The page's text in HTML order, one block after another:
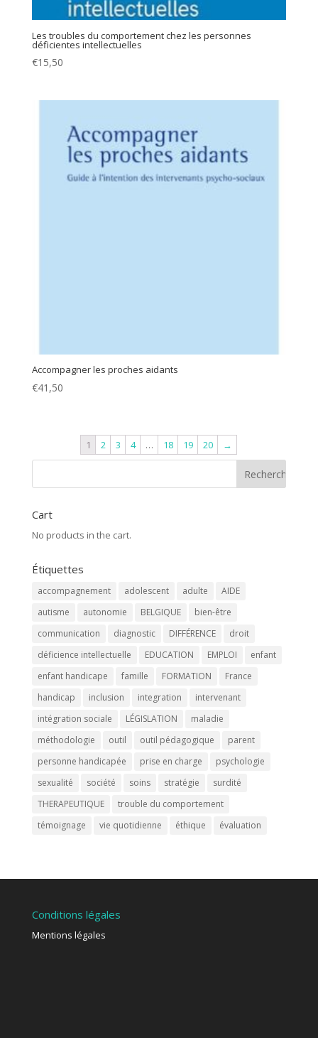
Les troubles du comportement chez les personnes
déficientes intellectuelles
€15,50
Accompagner les proches aidants
€41,50
1 2 3 4 … 18 19 20 →
Cart
No products in the cart.
Étiquettes
accompagnement adolescent adulte
AIDE
autisme
autonomie BELGIQUE
bien-être
communication
diagnostic DIFFÉRENCE
droit
déficience intellectuelle
EDUCATION EMPLOI
enfant
enfant handicape
famille FORMATION
France
handicap
inclusion integration
intervenant
intégration sociale
LÉGISLATION
maladie
méthodologie
outil outil pédagogique
parent
personne handicapée
prise en charge
psychologie
sexualité
société soins stratégie
surdité
THERAPEUTIQUE
trouble du comportement
témoignage
vie quotidienne éthique évaluation
Conditions légales
Mentions légales